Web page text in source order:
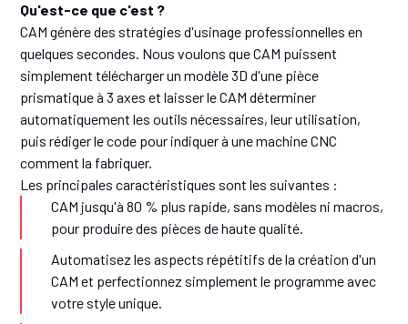
Qu'est-ce que c'est ?
CAM génère des stratégies d'usinage professionnelles en
quelques secondes. Nous voulons que CAM puissent
simplement télécharger un modèle 3D d'une pièce
prismatique à 3 axes et laisser le CAM déterminer
automatiquement les outils nécessaires, leur utilisation,
puis rédiger le code pour indiquer à une machine CNC
comment la fabriquer.
Les principales caractéristiques sont les suivantes :
CAM jusqu'à 80 % plus rapide, sans modèles ni macros,
pour produire des pièces de haute qualité.
Automatisez les aspects répétitifs de la création d'un
CAM et perfectionnez simplement le programme avec
votre style unique.